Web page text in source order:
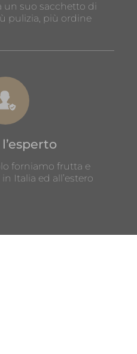
un suo sacchetto di
pulizia, più ordine
forniamo frutta e
Italia ed all’estero